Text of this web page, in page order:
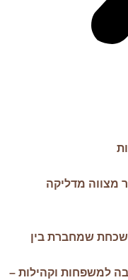
מצווה מדליקה
שמחברת בין
למשפחות וקהילות –